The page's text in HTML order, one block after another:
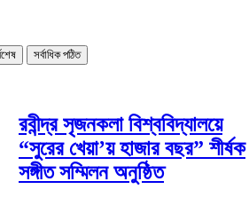
সর্বাধিক পঠিত
রবীন্দ্র সৃজনকলা বিশ্ববিদ্যালয়ে
“সুরের খেয়া’য় হাজার বছর” শীর্ষক
সঙ্গীত সম্মিলন অনুষ্ঠিত